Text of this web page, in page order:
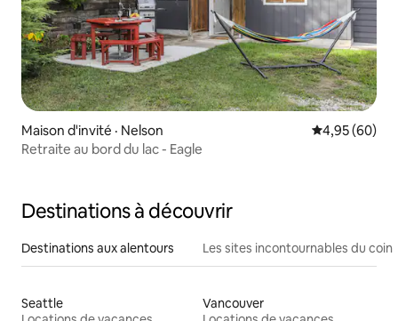
Maison d'invité · Nelson Note
4,95 (60)
Retraite au bord du lac - Eagle
Destinations à découvrir
Destinations aux alentours Les sites incontournables du coin
Seattle
Vancouver